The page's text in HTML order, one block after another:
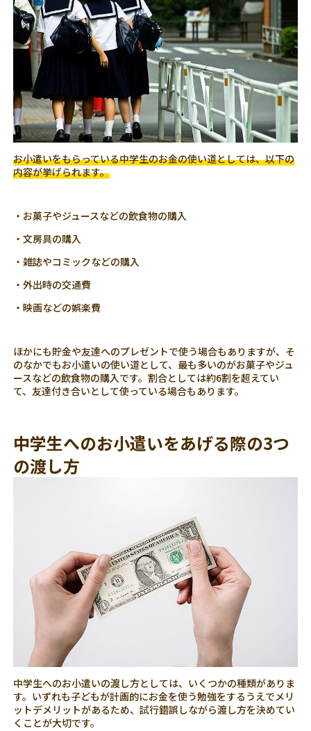
お小遣いをもらっている中学生のお金の使い道としては、以下の
内容が挙げられます。
・お菓子やジュースなどの飲食物の購入
・文房具の購入
・雑誌やコミックなどの購入
・外出時の交通費
・映画などの娯楽費
ほかにも貯金や友達へのプレゼントで使う場合もありますが、そ
のなかでもお小遣いの使い道として、最も多いのがお菓子やジュ
ースなどの飲食物の購入です。割合としては約6割を超えてい
て、友達付き合いとして使っている場合もあります。
中学生へのお小遣いをあげる際の3つ
の渡し方
中学生へのお小遣いの渡し方としては、いくつかの種類がありま
す。いずれも子どもが計画的にお金を使う勉強をするうえでメリ
ットデメリットがあるため、試行錯誤しながら渡し方を決めてい
くことが大切です。